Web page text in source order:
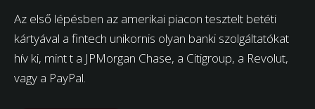
Az első lépésben az amerikai piacon tesztelt betéti
kártyával a fintech unikornis olyan banki szolgáltatókat
hív ki, mint t a JPMorgan Chase, a Citigroup, a Revolut,
vagy a PayPal.